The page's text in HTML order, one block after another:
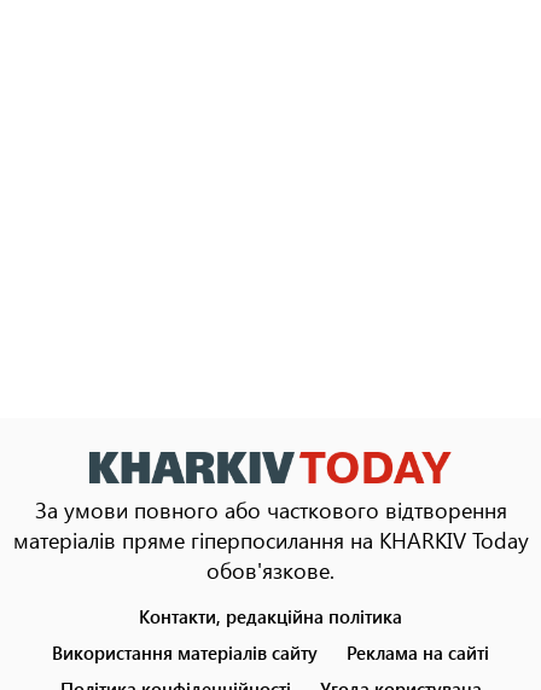
За умови повного або часткового відтворення
матеріалів пряме гіперпосилання на KHARKIV Today
обов'язкове.
menu
Контакти, редакційна політика
Використання матеріалів сайту
Реклама на сайті